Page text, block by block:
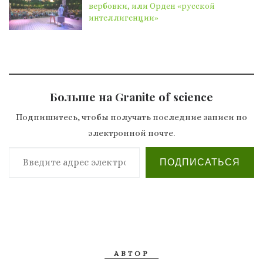
вербовки, или Орден «русской
интеллигенции»
Больше на Granite of science
Подпишитесь, чтобы получать последние записи по
электронной почте.
Введите адрес электронной почты…
ПОДПИСАТЬСЯ
АВТОР